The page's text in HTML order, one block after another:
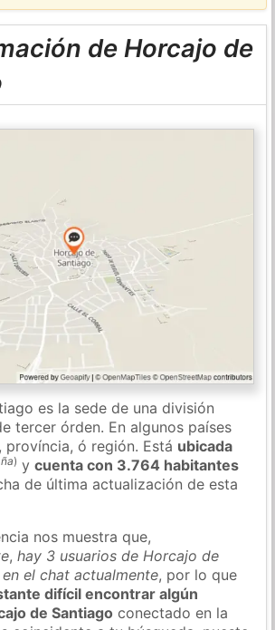
de Horcajo de
es la sede de una división
tercer órden. En algunos países
ó región. Está ubicada
) ycuenta con 3.764 habitantes
de última actualización de esta
nos muestra que,
,hay 3 usuarios de Horcajo de
el chat actualmente, por lo que
difícil encontrar algún
de Santiago conectado en la